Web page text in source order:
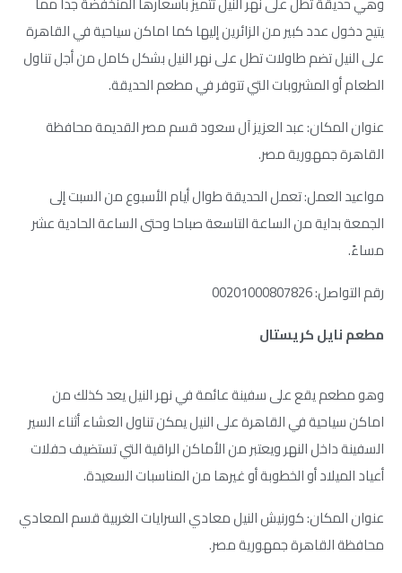
يتيح دخول عدد كبير من الزائرين إليها كما اماكن سياحية في القاهرة
على النيل تضم طاولات تطل على نهر النيل بشكل كامل من أجل تناول
الطعام أو المشروبات التي تتوفر في مطعم الحديقة.
عنوان المكان: عبد العزيز آل سعود قسم مصر القديمة محافظة
القاهرة جمهورية مصر.
مواعيد العمل: تعمل الحديقة طوال أيام الأسبوع من السبت إلى
الجمعة بداية من الساعة التاسعة صباحا وحتى الساعة الحادية عشر
مساءً.
رقم التواصل: 00201000807826
مطعم نايل كريستال
وهو مطعم يقع على سفينة عائمة في نهر النيل يعد كذلك من
اماكن سياحية في القاهرة على النيل يمكن تناول العشاء أثناء السير
السفينة داخل النهر ويعتبر من الأماكن الراقية التي تستضيف حفلات
أعياد الميلاد أو الخطوبة أو غيرها من المناسبات السعيدة.
عنوان المكان: كورنيش النيل معادي السرايات الغربية قسم المعادي
محافظة القاهرة جمهورية مصر.